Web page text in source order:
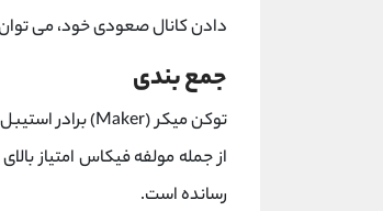
دادن کانال صعودی خود، می
جمع بندی
رسانده است.